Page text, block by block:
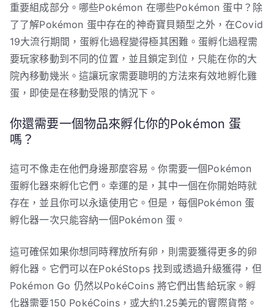
重要組成部分。哪些Pokémon 在哪些Pokémon 蛋中？除
了了解Pokémon 蛋中存在的神奇寶貝類型之外，在Covid
19大流行期間，蛋孵化過程變得極其困難。蛋孵化過程需
要玩家移動到不同的位置，並且鎖定到位，只能在你的大
院內移動幾米。這讓玩家需要聰明的方法來有效地孵化雞
蛋，即使是在移動受限的情況下。
你還需要一個物品來孵化你的Pokémon 蛋
嗎？
這可不像走在他們身邊那麼容易。你需要一個Pokémon
蛋孵化器來孵化它們。幸運的是，其中一個在你開始時就
存在，並且你可以永遠使用它。但是，每個Pokémon 蛋
孵化器一次只能容納一個Pokémon 蛋。
這可確保如果你想同時釋放所有卵，則需要獲得更多的卵
孵化器。它們可以在PokéStops 找到或透過升級獲得，但
Pokémon Go 仍然以PokéCoins 將它們出售給玩家。孵
化器需要150 PokéCoins，或大約1.25美元的實際貨幣。